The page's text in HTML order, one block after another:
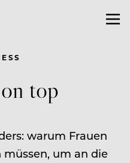
top
warum Frauen
um an die